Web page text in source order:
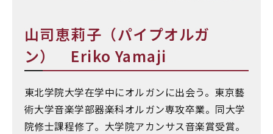
山司恵莉子（パイプオルガ
ン） Eriko Yamaji
東北学院大学在学中にオルガンに出会う。東京藝
術大学音楽学部器楽科オルガン専攻卒業。同大学
院修士課程修了。大学院アカンサス音楽賞受賞。